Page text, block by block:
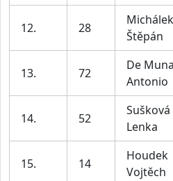
12. 28
Michálek
Štěpán
13. 72
De
Antonio
14. 52
Sušková
Lenka
15. 14
Houdek
Vojtěch